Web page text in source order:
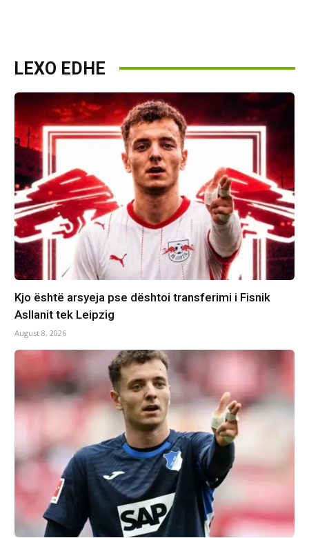
LEXO EDHE
Kjo është arsyeja pse dështoi transferimi i Fisnik
Asllanit tek Leipzig
August 8, 2026